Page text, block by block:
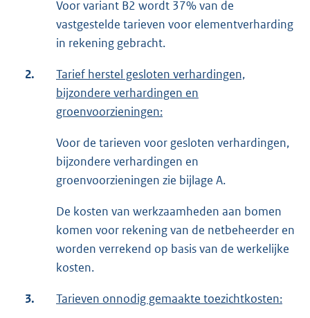
Voor variant B2 wordt 37% van de
vastgestelde tarieven voor elementverharding
in rekening gebracht.
2.
Tarief herstel gesloten verhardingen,
bijzondere verhardingen en
groenvoorzieningen:
Voor de tarieven voor gesloten verhardingen,
bijzondere verhardingen en
groenvoorzieningen zie bijlage A.
De kosten van werkzaamheden aan bomen
komen voor rekening van de netbeheerder en
worden verrekend op basis van de werkelijke
kosten.
3. Tarieven onnodig gemaakte toezichtkosten: